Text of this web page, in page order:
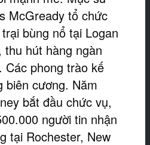
McGready tổ chức
bùng nổ tại Logan
thu hút hàng ngàn
Các phong trào kế
biên cương. Năm
bắt đầu chức vụ,
người tin nhận
tại Rochester, New